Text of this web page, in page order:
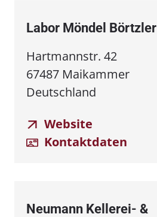
Labor Möndel Börtzler
Hartmannstr. 42
67487 Maikammer
Deutschland
Website
Kontaktdaten
Neumann Kellerei- &